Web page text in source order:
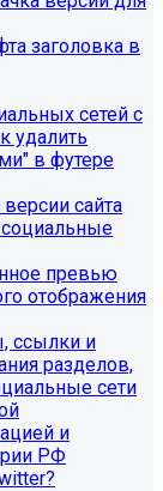
1493
в
об
Для
не
заголовка в
сетей с
удалить
в футере
сайта
превью
отображения
ссылки и
разделов,
сети
и
РФ